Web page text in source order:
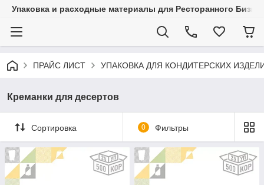
Упаковка и расходные материалы для Ресторанного
ПРАЙС ЛИСТ УПАКОВКА ДЛЯ КОНДИТЕРСКИХ
Креманки для десертов
Сортировка 0 Фильтры